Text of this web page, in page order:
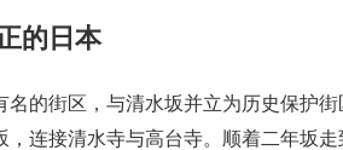
的日本
的街区，与清水坂并立为历史保护
连接清水寺与高台寺。顺着二年坂